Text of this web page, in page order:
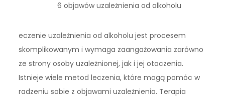
6 objawów uzależnienia od alkoholu
eczenie uzależnienia od alkoholu jest procesem
skomplikowanym i wymaga zaangażowania zarówno
ze strony osoby uzależnionej, jak i jej otoczenia.
Istnieje wiele metod leczenia, które mogą pomóc w
radzeniu sobie z objawami uzależnienia. Terapia